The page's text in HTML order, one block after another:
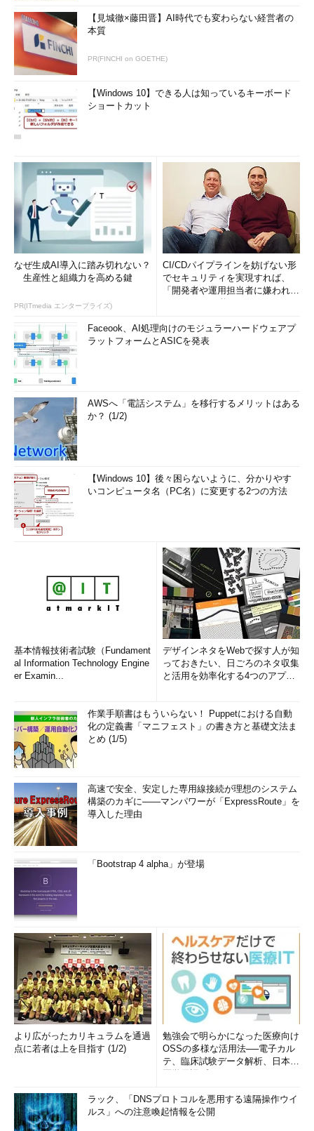
64bytes（512bit）が決められた。これより小さいと、位置関係
によっては衝突する前に相手に届いてしまうことになり、衝突を
検出できなくなる。ケーブル上のどこかで衝突が発生した場合、
必ず全ノードにまで伝わるように、最小サイズが決められてい
る。
この衝突が伝わる範囲を「 コリジョンドメイン
送信パケットの衝突とコリジョンドメイン
ケーブルが未使用であることを確認してから送信を開始して
も（（1））、同時に送信を始めるとどこかで信号が衝突
）する。送信元のノードは送信した信号を監視して
おり、衝突によって壊れた信号を受け取ると（
衝突の伝わる範囲をコリジョンドメインという。コリジョン
はリピーターを越えることはできるが、ブリッジやスイッ
チ、ルータなどを越えることはできない。
コリジョンドメインは L2スイッチ （や ブリッジ）で分割でき
る。L2スイッチはパケットをいったん受け取ってから中継するネ
ットワーク機器であり、これを超えて衝突が伝播することはない
からだ。
2．イーサネットの高速化
【見城徹×藤田晋】AI時代でも変わらない経営者の
本質
PR(FINCHI on GOETHE)
【Windows 10】できる人は知っているキーボード
ショートカット
なぜ生成AI導入に踏み切れない？
生産性と組織力を高める鍵
PR(ITmedia エンタープライズ)
CI/CDパイプラインを妨げない形
でセキュリティを実現すれば、
「開発者や運用担当者に嫌われな
Faceook、AI処理向けのモジュラーハードウェアプ
ラットフォームとASICを発表
AWSへ「電話システム」を移行するメリットはある
か？ (1/2)
【Windows 10】後々困らないように、分かりやす
いコンピュータ名（PC名）に変更する2つの方法
基本情報技術者試験（Fundament
al Information Technology Engine
er Examin...
デザインネタをWebで探す人が知
っておきたい、日ごろのネタ収集
と活用を効率化する4つのアプリ
作業手順書はもういらない！ Puppetにおける自動
化の定義書「マニフェスト」の書き方と基礎文法ま
とめ (1/5)
高速で安全、安定した専用線接続が理想のシステム
構築のカギに――マンパワーが「ExpressRoute」を
導入した理由
「Bootstrap 4 alpha」が登場
より広がったカリキュラムを通過
点に若者は上を目指す (1/2)
勉強会で明らかになった医療向け
OSSの多様な活用法──電子カル
テ、臨床試験データ解析、日本語
ラック、「DNSプロトコルを悪用する遠隔操作ウイ
ルス」への注意喚起情報を公開